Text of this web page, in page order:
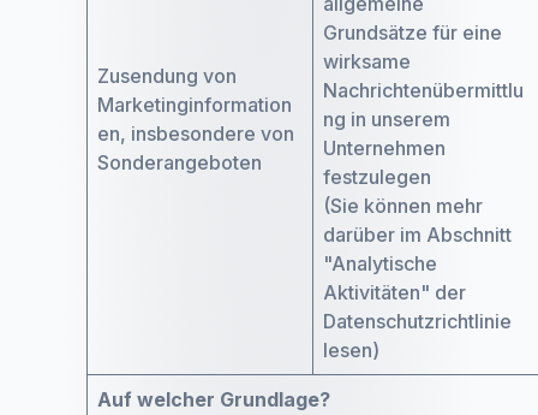
Zusendung von
Marketinginformation
en, insbesondere von
Sonderangeboten
Grundsätze für eine
wirksame
Nachrichtenübermittlu
ng in unserem
Unternehmen
festzulegen
(Sie können mehr
darüber im Abschnitt
"Analytische
Aktivitäten" der
Datenschutzrichtlinie
lesen)
Auf welcher Grundlage?